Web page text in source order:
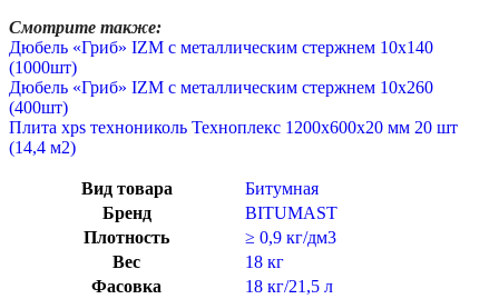
Смотрите также:
Дюбель «Гриб» IZM с металлическим стержнем 10х140
(1000шт)
Дюбель «Гриб» IZM с металлическим стержнем 10х260
(400шт)
Плита xps технониколь Техноплекс 1200х600х20 мм 20 шт
(14,4 м2)
Вид товара
Битумная
Бренд
BITUMAST
Плотность
≥ 0,9 кг/дм3
Вес
18 кг
Фасовка
18 кг/21,5 л